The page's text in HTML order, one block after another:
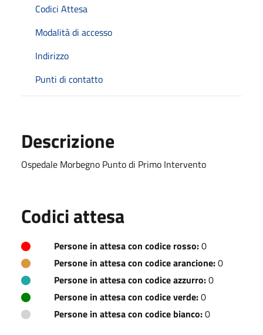
Codici Attesa
Modalità di accesso
Indirizzo
Punti di contatto
Descrizione
Ospedale Morbegno Punto di Primo Intervento
Codici attesa
Persone in attesa con codice rosso:0
Persone in attesa con codice arancione:0
Persone in attesa con codice azzurro:0
Persone in attesa con codice verde:0
Persone in attesa con codice bianco:0